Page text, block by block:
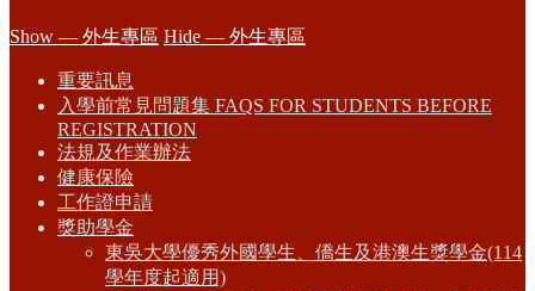
Show — 外生專區 Hide — 外生專區
重要訊息
入學前常見問題集 FAQS FOR STUDENTS BEFORE
REGISTRATION
法規及作業辦法
健康保險
工作證申請
獎助學金
東吳大學優秀外國學生、僑生及港澳生獎學金(114
學年度起適用)